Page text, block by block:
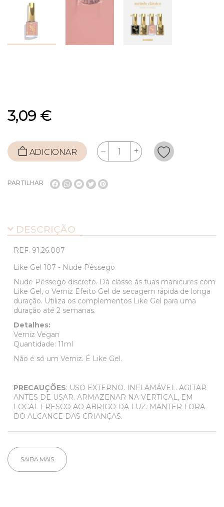
3,09 €
ADICIONAR
PARTILHAR
DESCRIÇÃO
REF. 91.26.007
Like Gel 107 - Nude Pêssego
Nude Pêssego discreto. Dá classe às tuas manicures com
Like Gel, o Verniz Efeito Gel de secagem rápida de longa
duração. Utiliza os complementos Like Gel para uma
duração até 2 semanas.
Detalhes:
Verniz Vegan
Quantidade: 11ml
Não é só um Verniz. É Like Gel.
PRECAUÇÕES: USO EXTERNO. INFLAMÁVEL. AGITAR
ANTES DE USAR. ARMAZENAR NA VERTICAL, EM
LOCAL FRESCO AO ABRIGO DA LUZ. MANTER FORA
DO ALCANCE DAS CRIANÇAS.
SAIBA MAIS